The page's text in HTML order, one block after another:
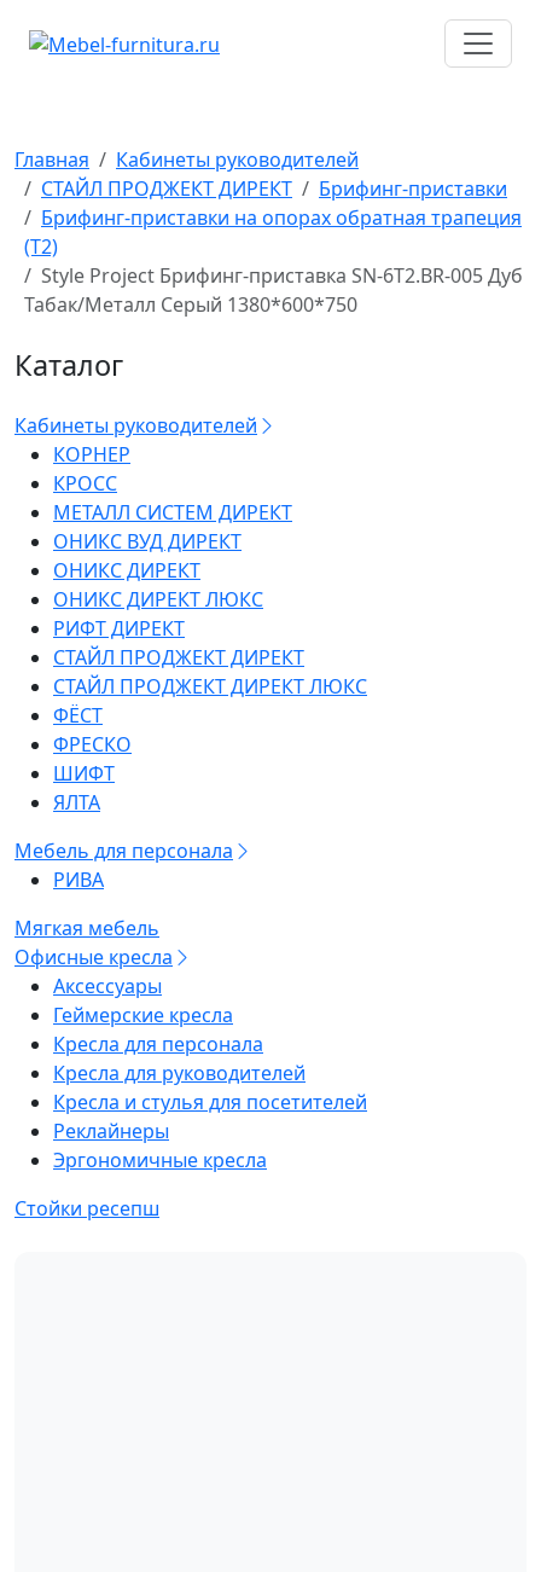
Главная
Кабинеты руководителей
СТАЙЛ ПРОДЖЕКТ ДИРЕКТ
Брифинг-приставки
Брифинг-приставки на опорах обратная трапеция
(T2)
Style Project Брифинг-приставка SN-6T2.BR-005 Дуб
Табак/Металл Серый 1380*600*750
Каталог
Кабинеты руководителей
КОРНЕР
КРОСС
МЕТАЛЛ СИСТЕМ ДИРЕКТ
ОНИКС ВУД ДИРЕКТ
ОНИКС ДИРЕКТ
ОНИКС ДИРЕКТ ЛЮКС
РИФТ ДИРЕКТ
СТАЙЛ ПРОДЖЕКТ ДИРЕКТ
СТАЙЛ ПРОДЖЕКТ ДИРЕКТ ЛЮКС
ФЁСТ
ФРЕСКО
ШИФТ
ЯЛТА
Мебель для персонала
РИВА
Мягкая мебель
Офисные кресла
Аксессуары
Геймерские кресла
Кресла для персонала
Кресла для руководителей
Кресла и стулья для посетителей
Реклайнеры
Эргономичные кресла
Стойки ресепш